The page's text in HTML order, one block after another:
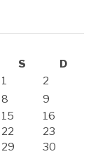
S
D
1
2
8
9
15
16
22
23
29
30